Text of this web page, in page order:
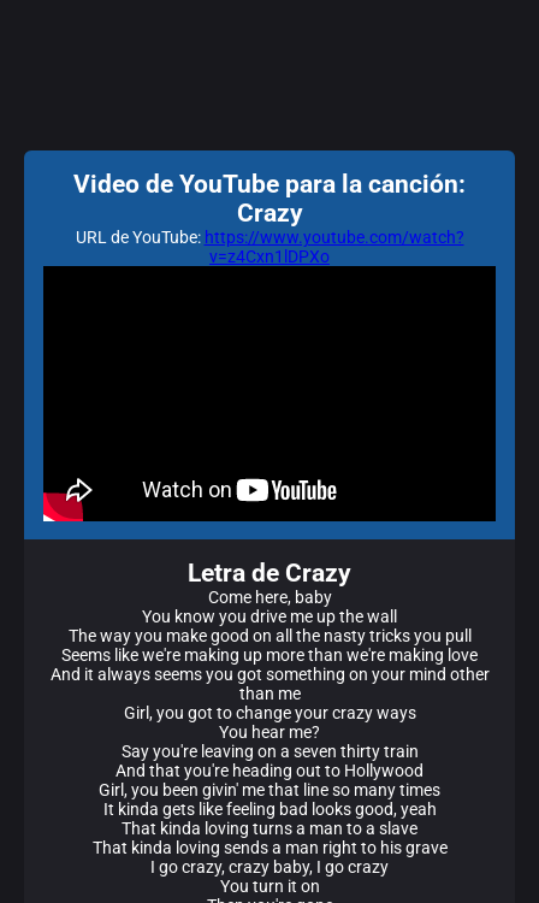
Video de YouTube para la canción:
Crazy
URL de YouTube: https://www.youtube.com/watch?
v=z4Cxn1lDPXo
Letra de Crazy
Come here, baby
You know you drive me up the wall
The way you make good on all the nasty tricks you pull
Seems like we're making up more than we're making love
And it always seems you got something on your mind other
than me
Girl, you got to change your crazy ways
You hear me?
Say you're leaving on a seven thirty train
And that you're heading out to Hollywood
Girl, you been givin' me that line so many times
It kinda gets like feeling bad looks good, yeah
That kinda loving turns a man to a slave
That kinda loving sends a man right to his grave
I go crazy, crazy baby, I go crazy
You turn it on